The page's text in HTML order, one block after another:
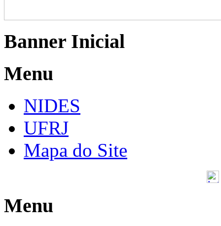
Banner Inicial
Menu
NIDES
UFRJ
Mapa do Site
Menu